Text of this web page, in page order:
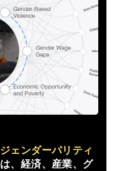
ジェンダーパリティ
は、経済、産業、グ